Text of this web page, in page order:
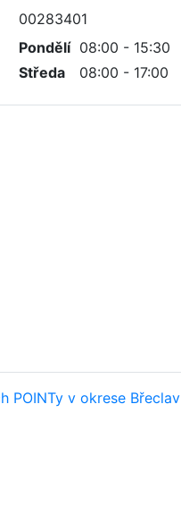
00283401
Pondělí 08:00 - 15:30
Středa
08:00 - 17:00
POINTy v okrese Břeclav